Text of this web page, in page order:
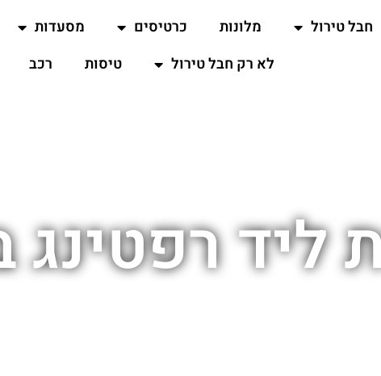
חבל טירול מלונות כרטיסים מסעדות
לא רק חבל טירול
טיסות רכב
ליד רפטינג